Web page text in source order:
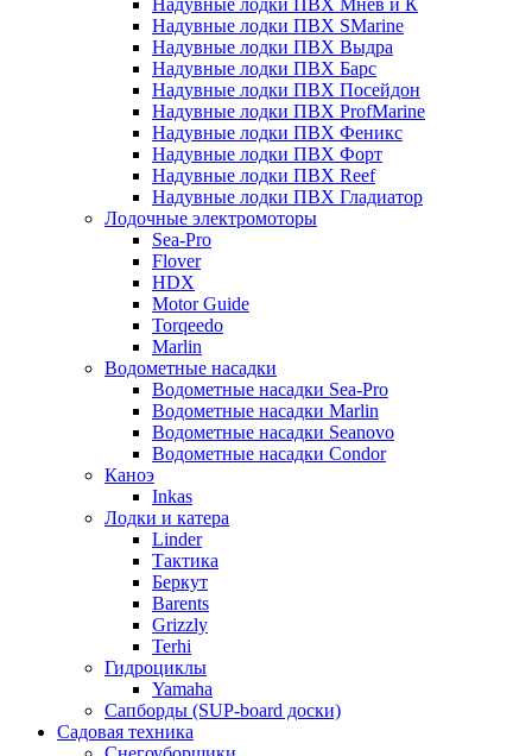
Надувные лодки ПВХ Мнев и К
Надувные лодки ПВХ SMarine
Надувные лодки ПВХ Выдра
Надувные лодки ПВХ Барс
Надувные лодки ПВХ Посейдон
Надувные лодки ПВХ ProfMarine
Надувные лодки ПВХ Феникс
Надувные лодки ПВХ Форт
Надувные лодки ПВХ Reef
Надувные лодки ПВХ Гладиатор
Лодочные электромоторы
Sea-Pro
Flover
HDX
Motor Guide
Torqeedo
Marlin
Водометные насадки
Водометные насадки Sea-Pro
Водометные насадки Marlin
Водометные насадки Seanovo
Водометные насадки Condor
Каноэ
Inkas
Лодки и катера
Linder
Тактика
Беркут
Barents
Grizzly
Terhi
Гидроциклы
Yamaha
Сапборды (SUP-board доски)
Садовая техника